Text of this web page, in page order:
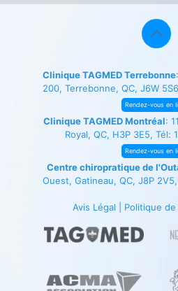
Clinique TAGMED Terrebonne
200, Terrebonne, QC, J6W
Rendez-vous en
Clinique TAGMED Montréal:
Royal, QC, H3P 3E5, Tél:
Rendez-vous en
Centre chiropratique de
Ouest, Gatineau, QC, J8P
Avis Légal Politique